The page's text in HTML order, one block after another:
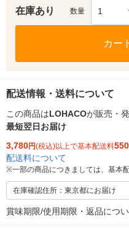
在庫あり 数量 1
カー
配送情報・送料について
この商品はLOHACOが販売・
最短翌日お届け
3,780円(税込)以上で基本配送料550
配送料について
※一部の商品につきましては、基本
在庫確認住所：東京都にお届け
賞味期限/使用期限・返品につ